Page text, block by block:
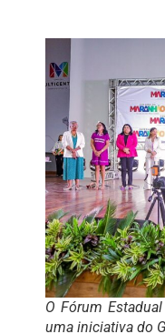
O Fórum
uma iniciativa do